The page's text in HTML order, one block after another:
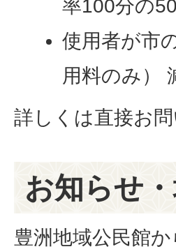
率100分の50
使用者が市
用料のみ）
詳しくは直接お
お知らせ
豊洲地域公民館